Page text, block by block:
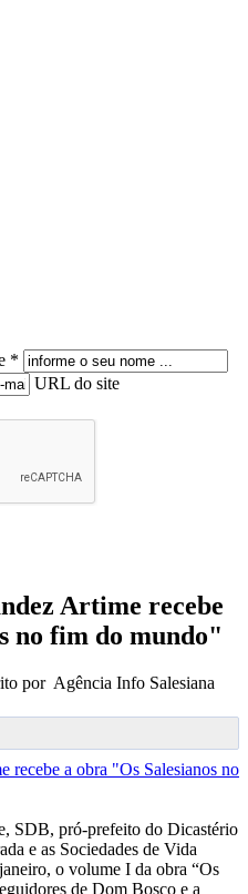
*
URL do site
Artime recebe
no fim do mundo"
por Agência Info Salesiana
SDB, pró-prefeito do Dicastério
e as Sociedades de Vida
o volume I da obra “Os
de Dom Bosco e a